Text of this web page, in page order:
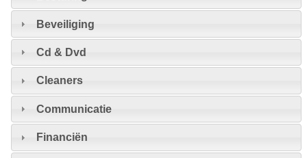
Beveiliging
Cd & Dvd
Cleaners
Communicatie
Financiën